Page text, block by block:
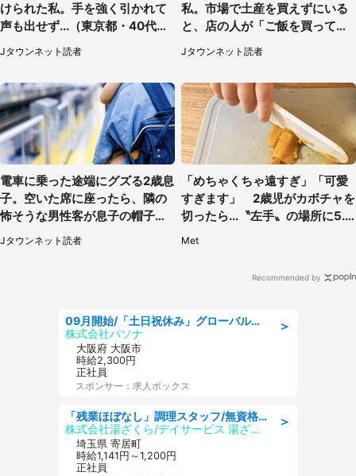
けられた私。手を強く引かれて
声も出せず...（東京都・40代女
Jタウンネット読者
私。市場で土産を買えずにいる
と、店の人が「ご飯を買って、
持って来い」（50代男性）
Jタウンネット読者
電車に乗った途端にグズる2歳息
子。空いた席に座ったら、隣の
怖そうな男性客が息子の帽子に
手を伸ばし（千葉県・40代女
性）
Jタウンネット読者
「めちゃくちゃ遠すぎ」「可愛
すぎます」 2歳児がカボチャを
切ったら...〝左手〟の場所に5.3
万人もん絶
Met
Recommended by
＞
09月開始/「土日祝休み」グローバル企業での産業保健のお仕事/保健師/高時給/残業なし/服装自由
株式会社パソナ
大阪府 大阪市
時給2,300円
正社員
スポンサー：求人ボックス
＞
「残業ほぼなし」調理スタッフ/無資格可/正職員/日勤のみ/デイサービス/社会保障完備
株式会社湯ざくら/デイサービス 湯ざくらケアリゾート
埼玉県 寄居町
時給1,141円～1,200円
正社員